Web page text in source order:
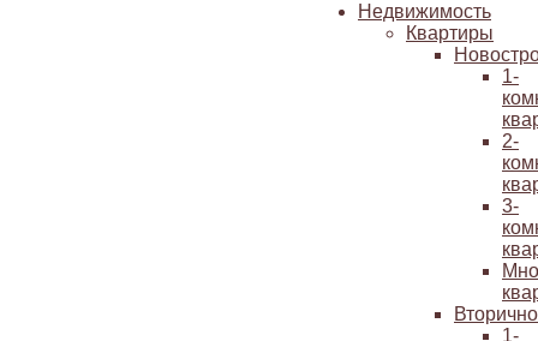
Основная
навигация
Недвижимость
Квартиры
1-
2-
3-
1-